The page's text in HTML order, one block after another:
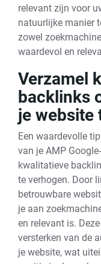
relevant zijn voor
natuurlijke manier
zowel
waardevol en
Verzamel
backlinks
je website
Een waardevolle
van je AMP
kwalitatieve
te verhogen. Door
betrouwbare
je aan
en relevant is.
versterken van de
je website, wat